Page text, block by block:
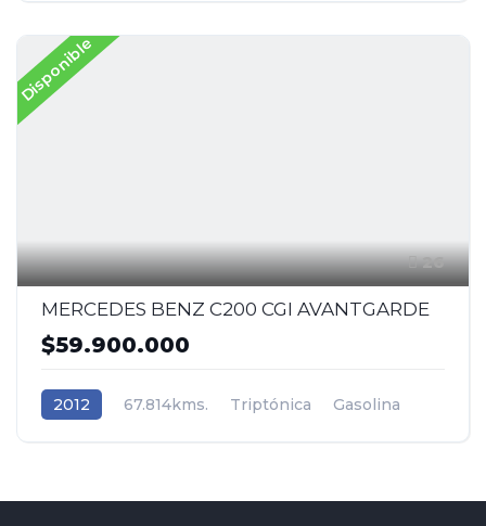
Disponible
26
MERCEDES BENZ C200 CGI AVANTGARDE
$59.900.000
2012 67.814kms. Triptónica
Gasolina